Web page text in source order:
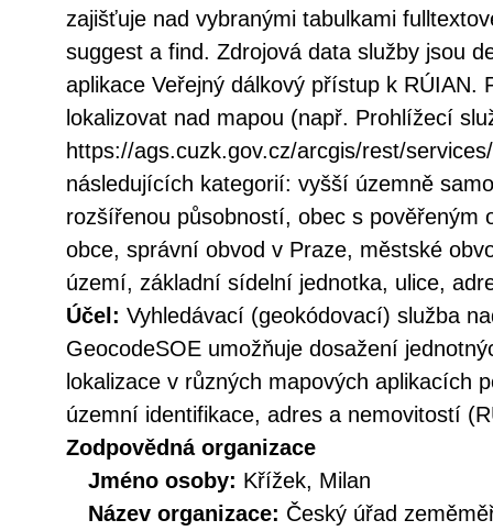
zajišťuje nad vybranými tabulkami
suggest a find. Zdrojová data služby jsou
aplikace Veřejný dálkový přístup k RÚIAN.
lokalizovat nad mapou (např. Prohlížecí
https://ags.cuzk.gov.cz/arcgis/rest/
následujících kategorií: vyšší územně
rozšířenou působností, obec s pověřeným
obce, správní obvod v Praze, městské
území, základní sídelní jednotka, ulice,
Účel: Vyhledávací (geokódovací) služba
GeocodeSOE umožňuje dosažení
lokalizace v různých mapových aplikacích
územní identifikace, adres a nemovitostí
Zodpovědná organizace
Jméno osoby: Křížek, Milan
Název organizace: Český úřad